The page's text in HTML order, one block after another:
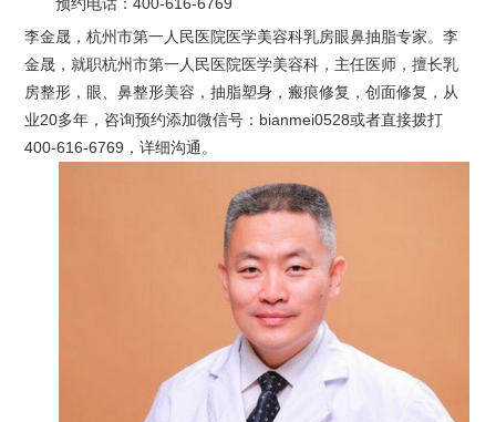
预约电话：400-616-6769
李金晟，杭州市第一人民医院医学美容科乳房眼鼻抽脂专家。李
金晟，就职杭州市第一人民医院医学美容科，主任医师，擅长乳
房整形，眼、鼻整形美容，抽脂塑身，瘢痕修复，创面修复，从
业20多年，咨询预约添加微信号：bianmei0528或者直接拨打
400-616-6769，详细沟通。